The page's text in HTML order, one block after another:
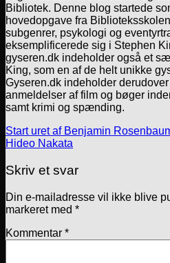
Bibliotek. Denne blog startede
hovedopgave fra
subgenrer, psykologi og
eksemplificerede sig i Stephen
gyseren.dk indeholder også et
King, som en af de helt unikke
Gyseren.dk indeholder
anmeldelser af film og bøger
samt krimi og spænding.
Start uret af Benjamin
Hideo Nakata
Skriv et svar
Din e-mailadresse vil ikke blive
markeret med *
Kommentar *